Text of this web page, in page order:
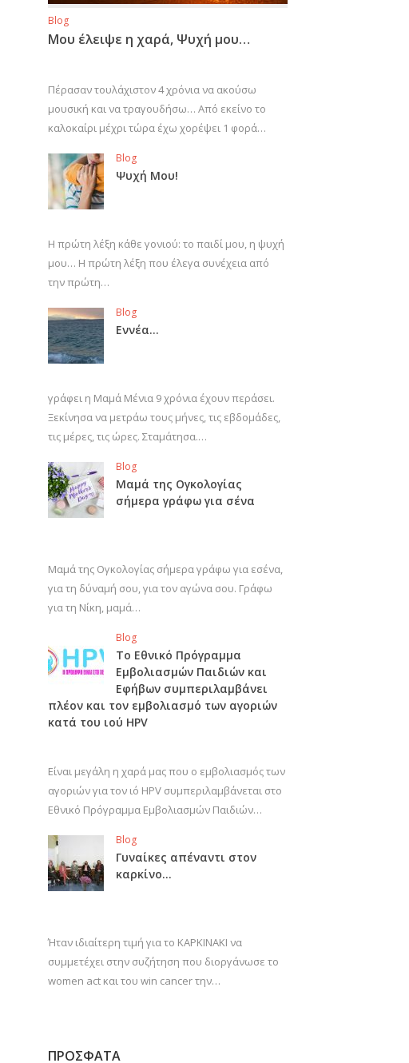
Blog
Μου έλειψε η χαρά, Ψυχή μου…
Πέρασαν τουλάχιστον 4 χρόνια να ακούσω
μουσική και να τραγουδήσω… Από εκείνο το
καλοκαίρι μέχρι τώρα έχω χορέψει 1 φορά…
Blog
Ψυχή Μου!
Η πρώτη λέξη κάθε γονιού: το παιδί μου, η ψυχή
μου… Η πρώτη λέξη που έλεγα συνέχεια από
την πρώτη…
Blog
Εννέα…
γράφει η Μαμά Μένια 9 χρόνια έχουν περάσει.
Ξεκίνησα να μετράω τους μήνες, τις εβδομάδες,
τις μέρες, τις ώρες. Σταμάτησα.…
Blog
Μαμά της Ογκολογίας
σήμερα γράφω για σένα
Μαμά της Ογκολογίας σήμερα γράφω για εσένα,
για τη δύναμή σου, για τον αγώνα σου. Γράφω
για τη Νίκη, μαμά…
Blog
Το Εθνικό Πρόγραμμα
Εμβολιασμών Παιδιών και
Εφήβων συμπεριλαμβάνει
πλέον και τον εμβολιασμό των αγοριών
κατά του ιού HPV
Είναι μεγάλη η χαρά μας που ο εμβολιασμός των
αγοριών για τον ιό HPV συμπεριλαμβάνεται στο
Εθνικό Πρόγραμμα Εμβολιασμών Παιδιών…
Blog
Γυναίκες απέναντι στον
καρκίνο…
Ήταν ιδιαίτερη τιμή για το ΚΑΡΚΙΝΑΚΙ να
συμμετέχει στην συζήτηση που διοργάνωσε το
women act και του win cancer την…
ΠΡΟΣΦΑΤΑ